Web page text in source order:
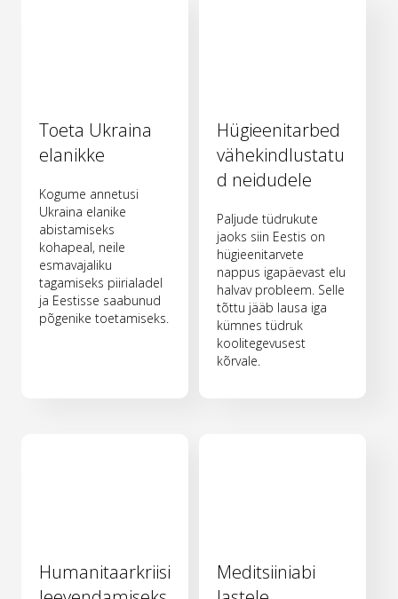
Toeta Ukraina
elanikke
Kogume annetusi
Ukraina elanike
abistamiseks
kohapeal, neile
esmavajaliku
tagamiseks piirialadel
ja Eestisse saabunud
põgenike toetamiseks.
Hügieenitarbed
vähekindlustatu
d neidudele
Paljude tüdrukute
jaoks siin Eestis on
hügieenitarvete
nappus igapäevast elu
halvav probleem. Selle
tõttu jääb lausa iga
kümnes tüdruk
koolitegevusest
kõrvale.
Humanitaarkriisi
Meditsiiniabi